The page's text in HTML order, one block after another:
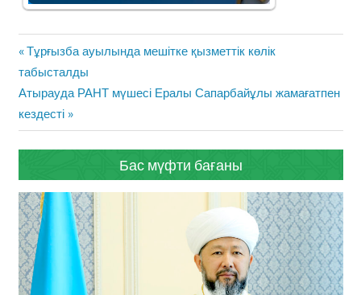
Жазба
навигациясы
Previous
Post:
Тұрғызба ауылында мешітке қызметтік көлік
табысталды
Next
Post:
Атырауда РАНТ мүшесі Ералы Сапарбайұлы жамағатпен
кездесті
Бас мүфти бағаны